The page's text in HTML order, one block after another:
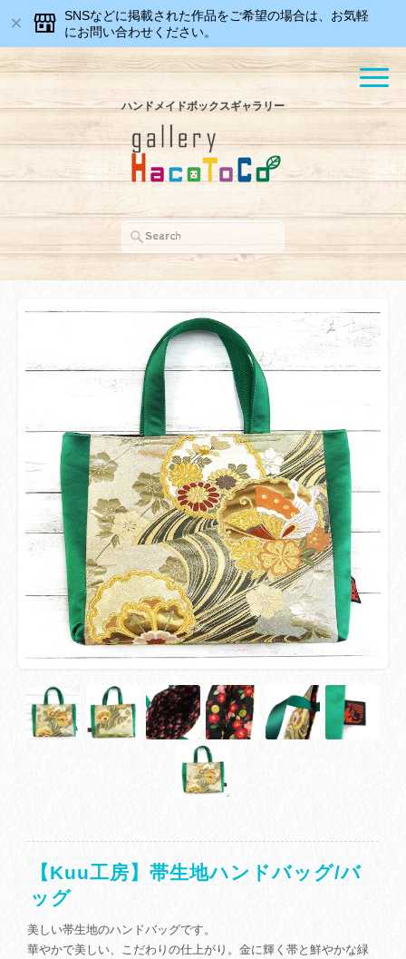
SNSなどに掲載された作品をご希望の場合は、お気軽
にお問い合わせください。
ハンドメイドボックスギャラリー
【Kuu工房】帯生地ハンドバッグ/バ
ッグ
美しい帯生地のハンドバッグです。
華やかで美しい、こだわりの仕上がり。金に輝く帯と鮮やかな緑